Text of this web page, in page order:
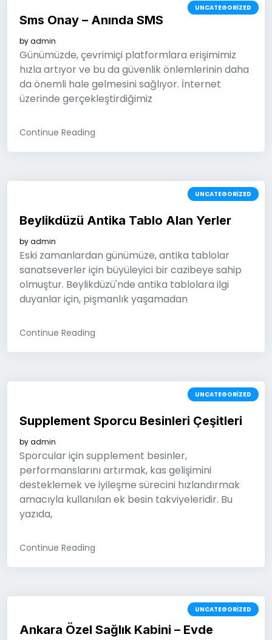
UNCATEGORIZED
Sms Onay – Anında SMS
byadmin
Günümüzde, çevrimiçi platformlara erişimimiz
hızla artıyor ve bu da güvenlik önlemlerinin daha
da önemli hale gelmesini sağlıyor. İnternet
üzerinde gerçekleştirdiğimiz
Continue Reading
UNCATEGORIZED
Beylikdüzü Antika Tablo Alan Yerler
byadmin
Eski zamanlardan günümüze, antika tablolar
sanatseverler için büyüleyici bir cazibeye sahip
olmuştur. Beylikdüzü'nde antika tablolara ilgi
duyanlar için, pişmanlık yaşamadan
Continue Reading
UNCATEGORIZED
Supplement Sporcu Besinleri Çeşitleri
byadmin
Sporcular için supplement besinler,
performanslarını artırmak, kas gelişimini
desteklemek ve iyileşme sürecini hızlandırmak
amacıyla kullanılan ek besin takviyeleridir. Bu
yazıda,
Continue Reading
UNCATEGORIZED
Ankara Özel Sağlık Kabini – Evde